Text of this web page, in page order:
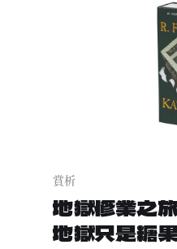
賞析
地獄修業之
地獄只是糖